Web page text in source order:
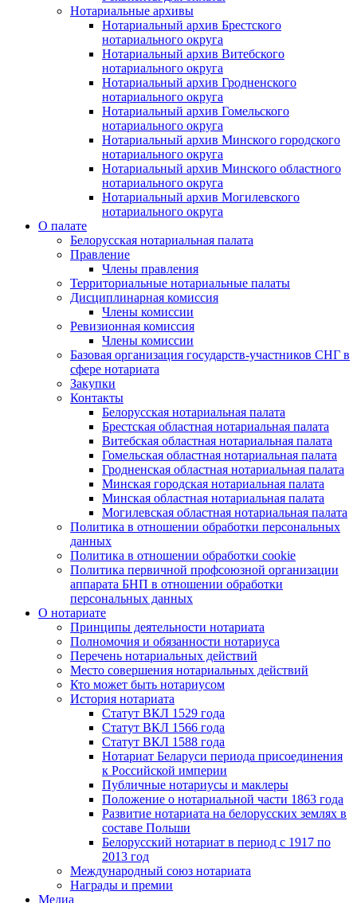
Нотариальные архивы
Нотариальный архив Брестского
нотариального округа
Нотариальный архив Витебского
нотариального округа
Нотариальный архив Гродненского
нотариального округа
Нотариальный архив Гомельского
нотариального округа
Нотариальный архив Минского городского
нотариального округа
Нотариальный архив Минского областного
нотариального округа
Нотариальный архив Могилевского
нотариального округа
О палате
Белорусская нотариальная палата
Правление
Члены правления
Территориальные нотариальные палаты
Дисциплинарная комиссия
Члены комиссии
Ревизионная комиссия
Члены комиссии
Базовая организация государств-участников СНГ в
сфере нотариата
Закупки
Контакты
Белорусская нотариальная палата
Брестская областная нотариальная палата
Витебская областная нотариальная палата
Гомельская областная нотариальная палата
Гродненская областная нотариальная палата
Минская городская нотариальная палата
Минская областная нотариальная палата
Могилевская областная нотариальная палата
Политика в отношении обработки персональных
данных
Политика в отношении обработки cookie
Политика первичной профсоюзной организации
аппарата БНП в отношении обработки
персональных данных
О нотариате
Принципы деятельности нотариата
Полномочия и обязанности нотариуса
Перечень нотариальных действий
Место совершения нотариальных действий
Кто может быть нотариусом
История нотариата
Статут ВКЛ 1529 года
Статут ВКЛ 1566 года
Статут ВКЛ 1588 года
Нотариат Беларуси периода присоединения
к Российской империи
Публичные нотариусы и маклеры
Положение о нотариальной части 1863 года
Развитие нотариата на белорусских землях в
составе Польши
Белорусский нотариат в период с 1917 по
2013 год
Международный союз нотариата
Награды и премии
Медиа